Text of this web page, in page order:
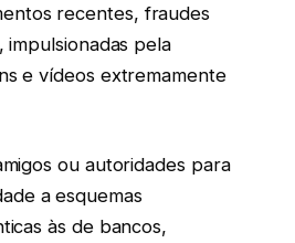
recentes, fraudes
pela
e vídeos extremamente
ou autoridades para
a esquemas
às de bancos,